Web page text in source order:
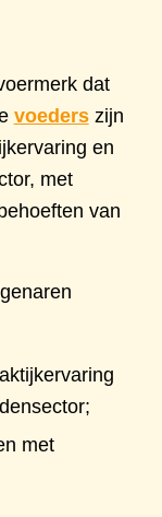
dat
voederszijn
en
met
van
met